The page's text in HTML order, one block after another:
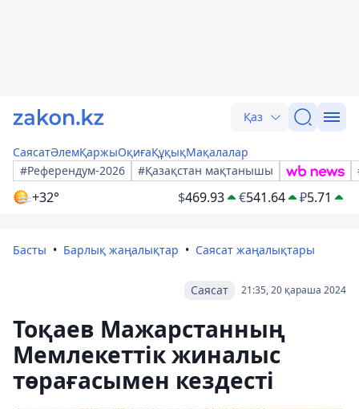
Қаз
СаясатӘлемҚаржыОқиғаҚұқықМақалалар
#Референдум-2026
#Қазақстан мақтанышы
+32° $469.93 €541.64 ₽5.71
Басты Барлық жаңалықтар Саясат жаңалықтары
21:35, 20 қараша 2024
Саясат
Тоқаев Мажарстанның
Мемлекеттік жиналыс
төрағасымен кездесті